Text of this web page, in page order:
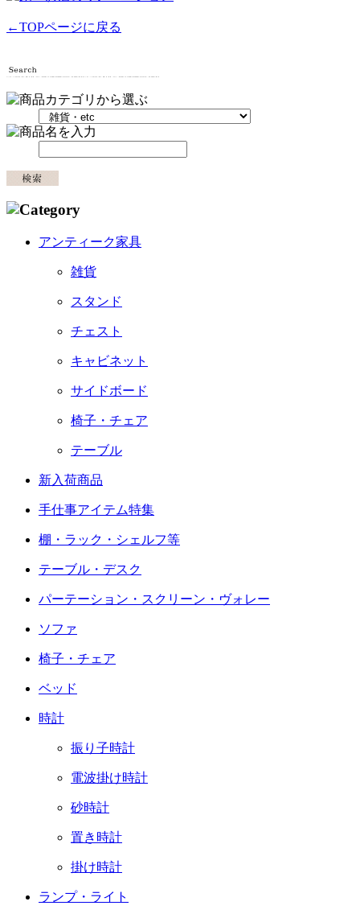
←TOPページに戻る
アンティーク家具
雑貨
スタンド
チェスト
キャビネット
サイドボード
椅子・チェア
テーブル
新入荷商品
手仕事アイテム特集
棚・ラック・シェルフ等
テーブル・デスク
パーテーション・スクリーン・ヴォレー
ソファ
椅子・チェア
ベッド
時計
振り子時計
電波掛け時計
砂時計
置き時計
掛け時計
ランプ・ライト